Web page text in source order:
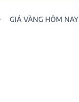
GIÁ VÀNG HÔM NAY